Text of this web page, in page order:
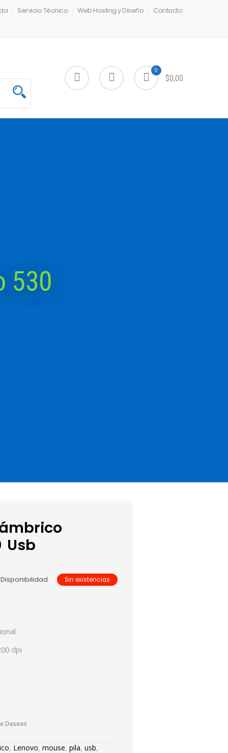
Servicio Técnico Web Hosting y Diseño Contacto
0
$0,00
530
Usb
Disponibilidad Sin existencias
dpi
Deseos
, Lenovo,mouse,pila,usb,